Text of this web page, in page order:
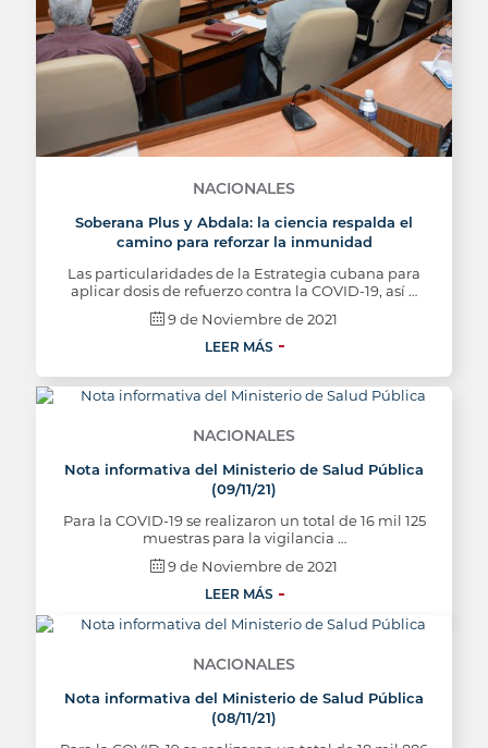
NACIONALES
Soberana Plus y Abdala: la ciencia respalda el
camino para reforzar la inmunidad
Las particularidades de la Estrategia cubana para
aplicar dosis de refuerzo contra la COVID-19, así …
9 de Noviembre de 2021
LEER MÁS
NACIONALES
Nota informativa del Ministerio de Salud Pública
(09/11/21)
Para la COVID-19 se realizaron un total de 16 mil 125
muestras para la vigilancia …
9 de Noviembre de 2021
LEER MÁS
NACIONALES
Nota informativa del Ministerio de Salud Pública
(08/11/21)